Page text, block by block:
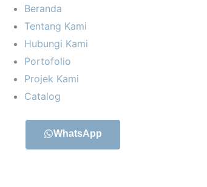
Beranda
Tentang Kami
Hubungi Kami
Portofolio
Projek Kami
Catalog
WhatsApp